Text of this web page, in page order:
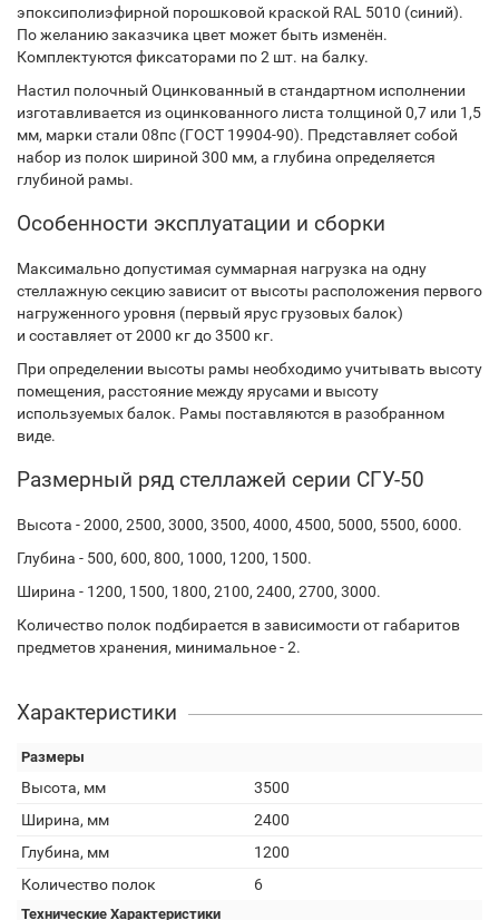
эпоксиполиэфирной порошковой краской RAL 5010 (синий).
По желанию заказчика цвет может быть изменён.
Комплектуются фиксаторами по 2 шт. на балку.
Настил полочный Оцинкованный в стандартном исполнении
изготавливается из оцинкованного листа толщиной 0,7 или 1,5
мм, марки стали 08пс (ГОСТ 19904-90). Представляет собой
набор из полок шириной 300 мм, а глубина определяется
глубиной рамы.
Особенности эксплуатации и сборки
Максимально допустимая суммарная нагрузка на одну
стеллажную секцию зависит от высоты расположения первого
нагруженного уровня (первый ярус грузовых балок)
и составляет от 2000 кг до 3500 кг.
При определении высоты рамы необходимо учитывать высоту
помещения, расстояние между ярусами и высоту
используемых балок. Рамы поставляются в разобранном
виде.
Размерный ряд стеллажей серии СГУ-50
Высота - 2000, 2500, 3000, 3500, 4000, 4500, 5000, 5500, 6000.
Глубина - 500, 600, 800, 1000, 1200, 1500.
Ширина - 1200, 1500, 1800, 2100, 2400, 2700, 3000.
Количество полок подбирается в зависимости от габаритов
предметов хранения, минимальное - 2.
Характеристики
Размеры
Высота, мм
3500
Ширина, мм
2400
Глубина, мм
1200
Количество полок
6
Технические Характеристики